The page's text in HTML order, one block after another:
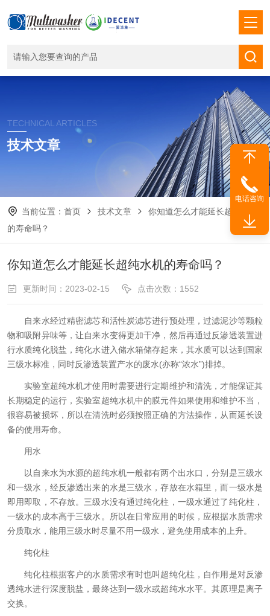
TECHNICAL ARTICLES
技术文章
当前位置： 首页 技术文章
你知道怎么才能延长超纯水机
的寿命吗？
你知道怎么才能延长超纯水机的寿命吗？
更新时间：2023-02-15 点击次数：1552
自来水经过精密滤芯和活性炭滤芯进行预处理，过滤泥沙等颗粒
物和吸附异味等，让自来水变得更加干净，然后再通过反渗透装置进
行水质纯化脱盐，纯化水进入储水箱储存起来，其水质可以达到国家
三级水标准，同时反渗透装置产水的废水(亦称“浓水”)排掉。
实验室超纯水机才使用时需要进行定期维护和清洗，才能保证其
长期稳定的运行，实验室超纯水机中的膜元件如果使用和维护不当，
很容易被损坏，所以在清洗时必须按照正确的方法操作，从而延长设
备的使用寿命。
用水
以自来水为水源的超纯水机一般都有两个出水口，分别是三级水
和一级水，经反渗透出来的水是三级水，存放在水箱里，而一级水是
即用即取，不存放。三级水没有通过纯化柱，一级水通过了纯化柱，
一级水的成本高于三级水。所以在日常应用的时候，应根据水质需求
分质取水，能用三级水时尽量不用一级水，避免使用成本的上升。
纯化柱
纯化柱根据客户的水质需求有时也叫超纯化柱，自作用是对反渗
透纯水进行深度脱盐，最终达到一级水或超纯水水平。其原理是离子
交换。
电话咨询